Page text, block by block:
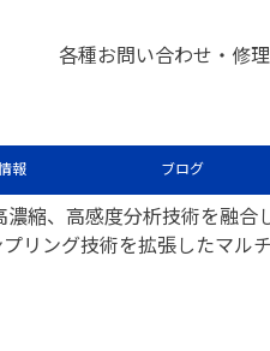
各種お問い合わせ・修
報 ブログ
縮、高感度分析技術を融
リング技術を拡張したマル